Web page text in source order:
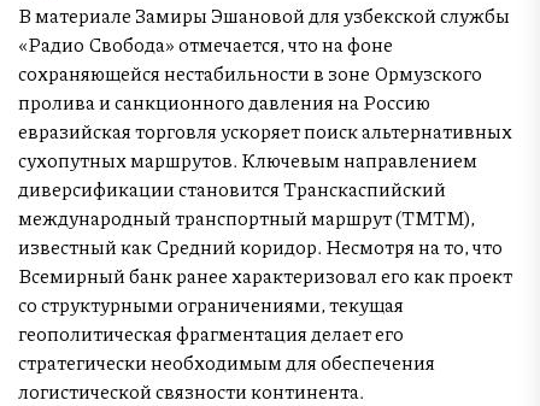
В материале Замиры Эшановой для узбекской службы
«Радио Свобода» отмечается, что на фоне
сохраняющейся нестабильности в зоне Ормузского
пролива и санкционного давления на Россию
евразийская торговля ускоряет поиск альтернативных
сухопутных маршрутов. Ключевым направлением
диверсификации становится Транскаспийский
международный транспортный маршрут (ТМТМ),
известный как Средний коридор. Несмотря на то, что
Всемирный банк ранее характеризовал его как проект
со структурными ограничениями, текущая
геополитическая фрагментация делает его
стратегически необходимым для обеспечения
логистической связности континента.